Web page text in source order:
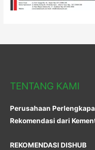
TENTANG KAMI
Perusahaan
Rekomendasi dari
REKOMENDASI DISHUB